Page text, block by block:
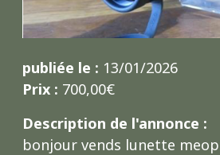
publiée le : 13/01/2026
Prix : 700,00€
Description de l'annonce :
bonjour vends lunette